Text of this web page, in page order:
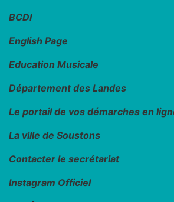
BCDI
English Page
Education Musicale
Département des Landes
Le portail de vos démarches en
La ville de Soustons
Contacter le secrétariat
Instagram Officiel